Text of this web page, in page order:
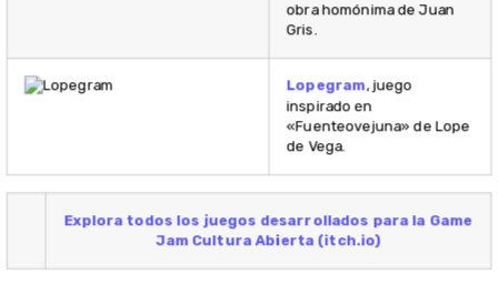
obra homónima de Juan
Gris.
Lopegram, juego
inspirado en
«Fuenteovejuna» de Lope
de Vega.
Explora todos los juegos desarrollados para la Game
Jam Cultura Abierta (itch.io)